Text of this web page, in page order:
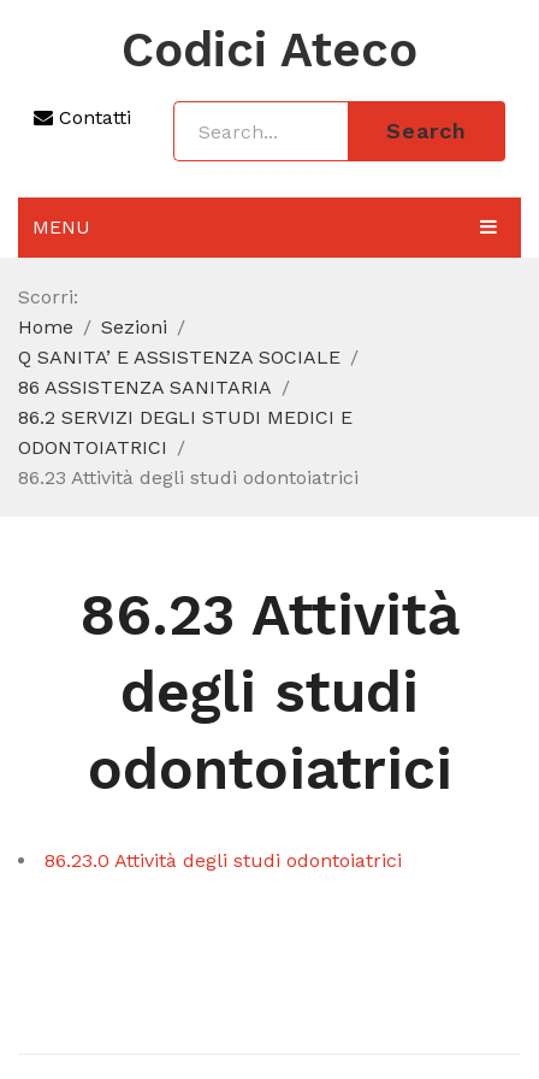
Codici Ateco
Contatti
Search
MENU
AGGIORNAMENTO 2025
SEZIONI
CODICE ATECO A COSA SERVE
CODICE FISCALE
Scorri:
Home
Sezioni
Q SANITA’ E ASSISTENZA SOCIALE
86 ASSISTENZA SANITARIA
86.2 SERVIZI DEGLI STUDI MEDICI E
ODONTOIATRICI
86.23 Attività degli studi odontoiatrici
86.23 Attività
degli studi
odontoiatrici
86.23.0 Attività degli studi odontoiatrici